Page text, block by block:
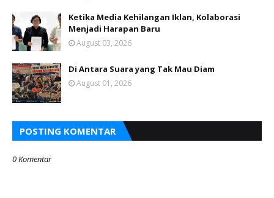
Ketika Media Kehilangan Iklan, Kolaborasi
Menjadi Harapan Baru
August 03, 2026
Di Antara Suara yang Tak Mau Diam
August 01, 2026
POSTING KOMENTAR
0 Komentar